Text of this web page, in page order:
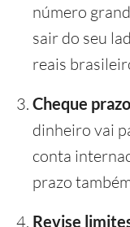
número
sair do seu
reais
Cheque
dinheiro vai
conta
prazo
Revise